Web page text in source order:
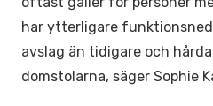
har ytterligare
avslag än tidigare och
domstolarna, säger Sophie